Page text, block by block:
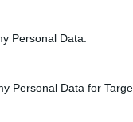
Personal Data.
Personal Data for
pirmininkė
į darbo grupės
į grupės